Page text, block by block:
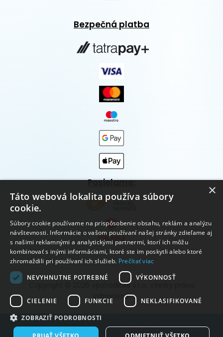
Bezpečná platba
Posielame:
Copyright © 2026 vpohodičke s.r.o. Všetky práva
vyhradené.
Vytvorené systémom ClickEshop.sk
×
Táto webová lokalita používa súbory
cookie.
Súbory cookie používame na prispôsobenie obsahu, reklám a analýzu
návštevnosti. Informácie o vašom používaní našej stránky zdieľame aj
s našimi reklamnými a analytickými partnermi, ktorí ich môžu
kombinovať s inými informáciami, ktoré ste im poskytli alebo ktoré
zhromaždili pri používaní ich služieb. Prečítať viac
NEVYHNUTNE POTREBNÉ
VÝKONNOSŤ
CIELENIE FUNKCIE NEKLASIFIKOVANÉ
ZOBRAZIŤ PODROBNOSTI